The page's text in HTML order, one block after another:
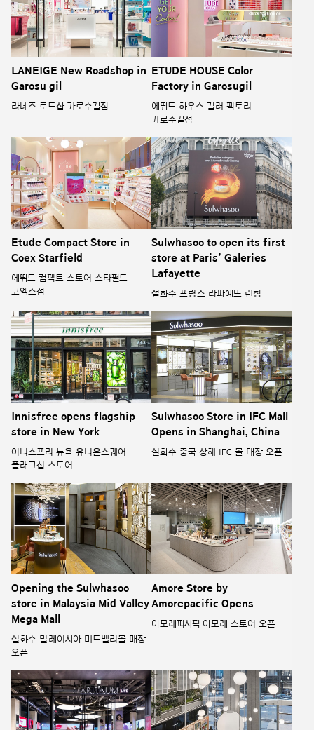
LANEIGE New Roadshop in
Garosu gil
라네즈 로드샵 가로수길점
ETUDE HOUSE Color
Factory in Garosugil
에뛰드 하우스 컬러 팩토리
가로수길점
Etude Compact Store in
Coex Starfield
에뛰드 컴팩트 스토어 스타필드
코엑스점
Sulwhasoo to open its first
store at Paris’ Galeries
Lafayette
설화수 프랑스 라파예뜨 런칭
Innisfree opens flagship
store in New York
이니스프리 뉴욕 유니온스퀘어
플래그십 스토어
Sulwhasoo Store in IFC Mall
Opens in Shanghai, China
설화수 중국 상해 IFC 몰 매장 오픈
Opening the Sulwhasoo
store in Malaysia Mid Valley
Mega Mall
설화수 말레이시아 미드밸리몰 매장
오픈
Amore Store by
Amorepacific Opens
아모레퍼시픽 아모레 스토어 오픈